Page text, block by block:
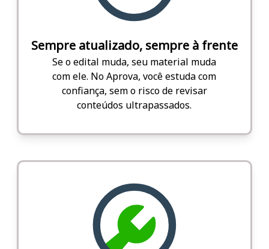
Sempre atualizado, sempre à frente
Se o edital muda, seu material muda
com ele. No Aprova, você estuda com
confiança, sem o risco de revisar
conteúdos ultrapassados.